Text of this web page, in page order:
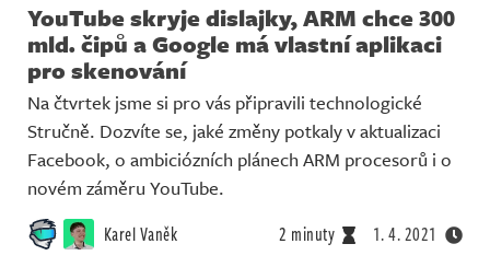
YouTube skryje dislajky, ARM chce 300
mld. čipů a Google má vlastní aplikaci
pro skenování
Na čtvrtek jsme si pro vás připravili technologické
Stručně. Dozvíte se, jaké změny potkaly v aktualizaci
Facebook, o ambiciózních plánech ARM procesorů i o
novém záměru YouTube.
Karel Vaněk 2 minuty 1. 4. 2021